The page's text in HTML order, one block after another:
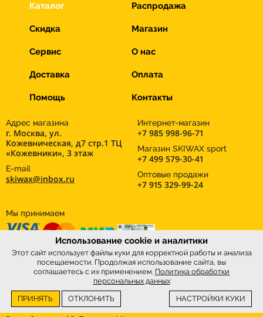
Каталог Распродажа
Скидка Магазин
Сервис О нас
Доставка Оплата
Помощь Контакты
Интернет-магазинSkiWax.ru © 2026
Адрес магазина
г. Москва, ул.
Кожевническая, д7 стр.1 ТЦ
«Кожевники», 3 этаж
E-mail
skiwax@inbox.ru
Интернет-магазин
+7 985 998-96-71
Магазин SKIWAX sport
+7 499 579-30-41
Оптовые продажи
+7 915 329-99-24
Мы принимаем
Использование cookie и аналитики
Этот сайт использует файлы куки для корректной работы и анализа
посещаемости. Продолжая использование сайта, вы
соглашаетесь с их применением. Политика обработки
персональных данных
ПРИНЯТЬ
ОТКЛОНИТЬ НАСТРОЙКИ КУКИ